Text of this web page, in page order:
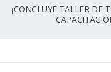
¡CONCLUYE TALLER DE